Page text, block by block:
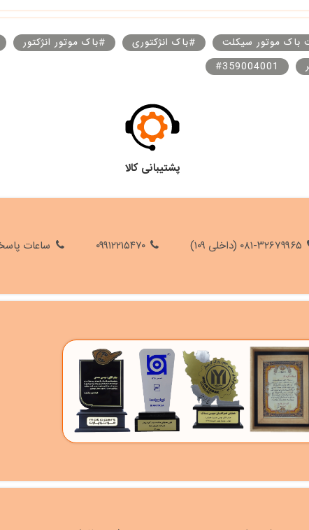
باک موتور سیکلت #باک انژکتوری #باک موتور انژکتور
#359004001
پشتیبانی کالا
۰۸۱-۳۲۶۷۹۹۶۵ (داخلی ۱۰۹) ۰۹۹۱۲۲۱۵۴۷۰ ساعات پاسخگویی ۸ الی ۱۳